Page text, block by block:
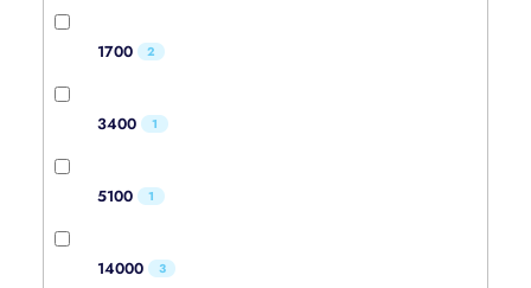
1700 2
3400 1
5100 1
14000 3